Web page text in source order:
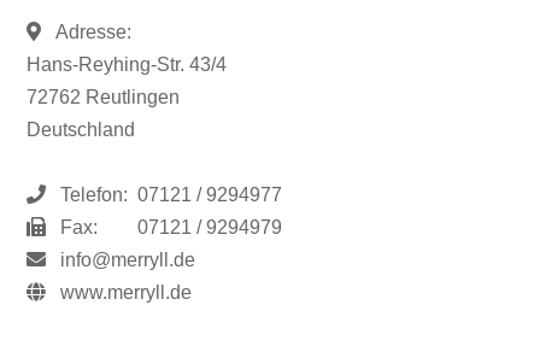
Adresse:
Hans-Reyhing-Str. 43/4
72762 Reutlingen
Deutschland
Telefon: 07121 / 9294977
Fax:
07121 / 9294979
info@merryll.de
www.merryll.de